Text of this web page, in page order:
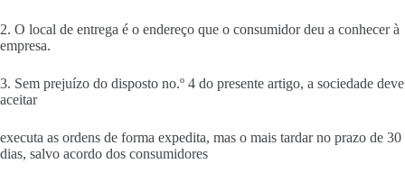
2. O local de entrega é o endereço que o consumidor deu a conhecer à
empresa.
3. Sem prejuízo do disposto no.º 4 do presente artigo, a sociedade deve
aceitar
executa as ordens de forma expedita, mas o mais tardar no prazo de 30
dias, salvo acordo dos consumidores